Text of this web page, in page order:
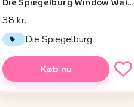
38 kr.
Die Spiegelburg
Køb nu